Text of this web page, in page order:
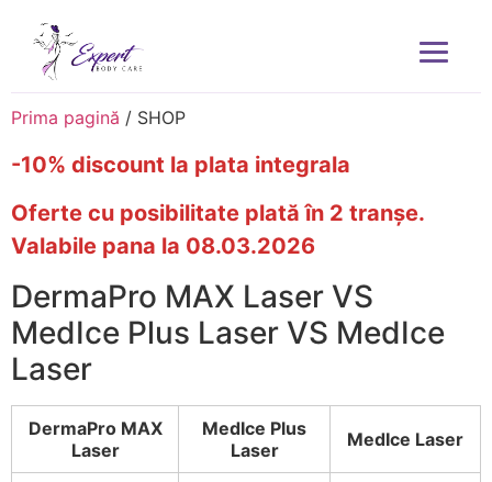
Prima pagină / SHOP
-10% discount la plata integrala
Oferte cu posibilitate plată în 2 tranșe.
Valabile pana la 08.03.2026
DermaPro MAX Laser VS
MedIce Plus Laser VS MedIce
Laser
DermaPro MAX
Laser
MedIce Plus
Laser
MedIce Laser